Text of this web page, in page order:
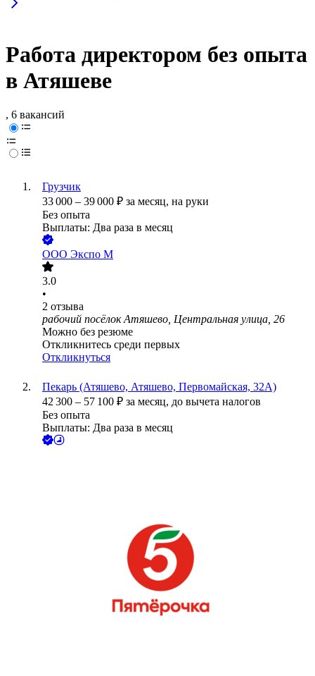
Работа директором без опыта
в Атяшеве
, 6 вакансий
Грузчик
33 000 – 39 000 ₽ за месяц, на руки
Без опыта
Выплаты: Два раза в месяц
ООО Экспо М
3.0
•
2 отзыва
рабочий посёлок Атяшево, Центральная улица, 26
Можно без резюме
Откликнитесь среди первых
Откликнуться
Пекарь (Атяшево, Атяшево, Первомайская, 32А)
42 300 – 57 100 ₽ за месяц, до вычета налогов
Без опыта
Выплаты: Два раза в месяц